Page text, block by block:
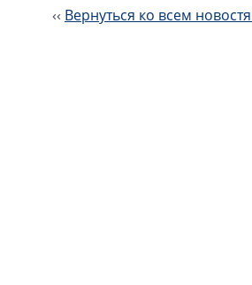
‹‹ Вернуться ко всем